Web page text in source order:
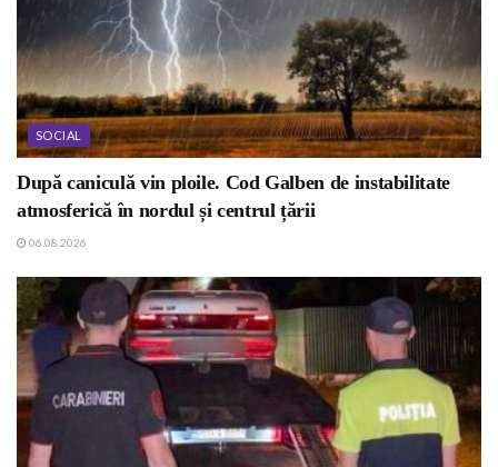
SOCIAL
După caniculă vin ploile. Cod Galben de instabilitate
atmosferică în nordul și centrul țării
06.08.2026